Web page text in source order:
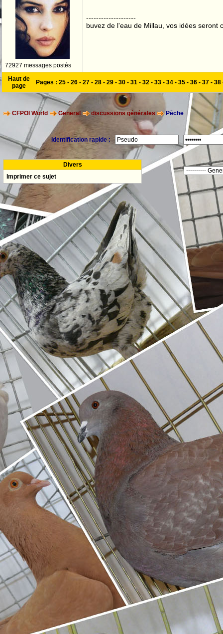
72927 messages postés
--------------------
buvez de l'eau de Millau, vos idées seront
Haut de
page
Pages : 25 - 26 - 27 - 28 - 29 - 30 - 31 - 32 - 33 - 34 - 35 - 36 - 37 - 38
CFPOI World General discussions générales Pêche
Identification rapide :
Divers
Imprimer ce sujet